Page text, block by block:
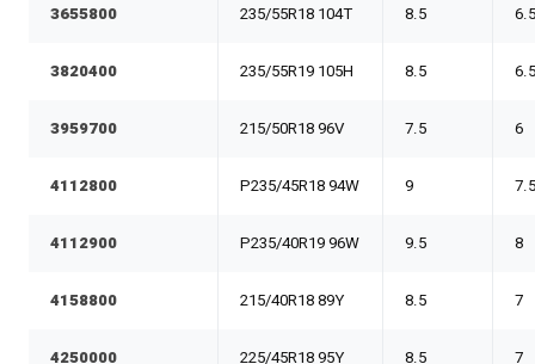
3655800 235/55R18 104T 8.5
3820400 235/55R19 105H 8.5
3959700 215/50R18 96V 7.5 6
4112800 P235/45R18 94W 9
4112900 P235/40R19 96W 9.5 8
4158800 215/40R18 89Y 8.5 7
4250000 225/45R18 95Y 8.5 7